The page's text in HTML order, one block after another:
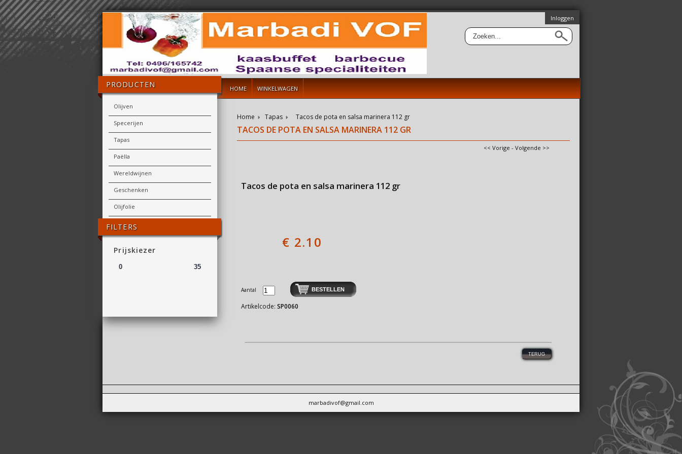
Inloggen
HOME WINKELWAGEN
PRODUCTEN
Olijven
Specerijen
Tapas
Paëlla
Wereldwijnen
Geschenken
Olijfolie
FILTERS
Prijskiezer
Home Tapas Tacos de pota en salsa marinera 112 gr
TACOS DE POTA EN SALSA MARINERA 112 GR
<< Vorige -Volgende >>
Tacos de pota en salsa marinera 112 gr
€ 2.10
Aantal
Artikelcode:SP0060
marbadivof@gmail.com